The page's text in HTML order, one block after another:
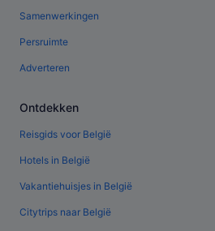
Samenwerkingen
Persruimte
Adverteren
Ontdekken
Reisgids voor België
Hotels in België
Vakantiehuisjes in België
Citytrips naar België